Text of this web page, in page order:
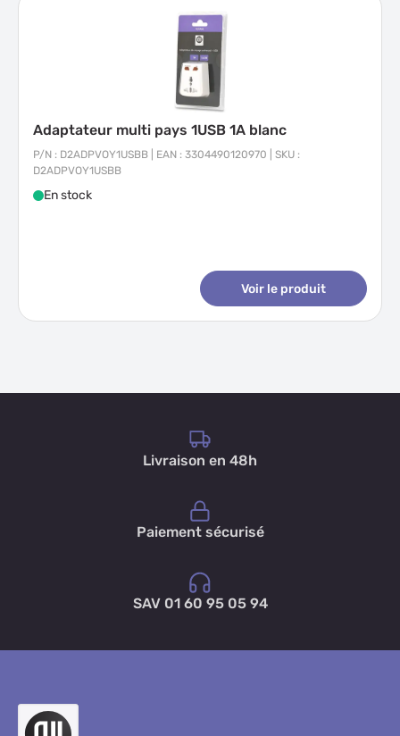
Adaptateur multi pays 1USB 1A blanc
P/N : D2ADPVOY1USBB | EAN : 3304490120970 | SKU :
D2ADPVOY1USBB
En stock
Voir le produit
Livraison en 48h
Paiement sécurisé
SAV 01 60 95 05 94